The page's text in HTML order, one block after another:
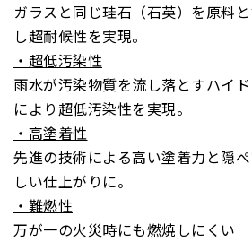
ガラスと同じ珪石（石英）を原料
し超耐候性を実現。
・超低汚染性
雨水が汚染物質を流し落とすハイ
により超低汚染性を実現。
・高塗着性
先進の技術による高い塗着力と隠
しい仕上がりに。
・難燃性
万が一の火災時にも燃焼しにくい